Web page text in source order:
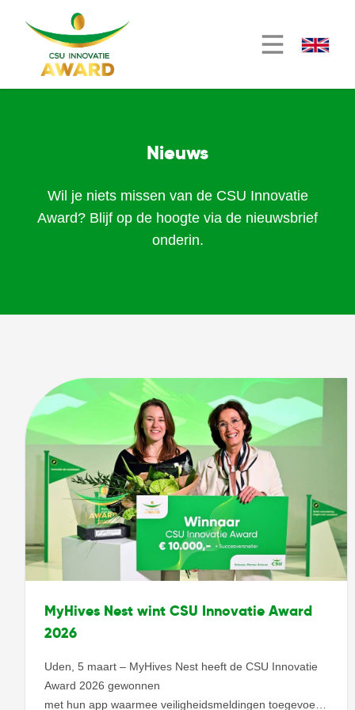
Nieuws
Wil je niets missen van de CSU Innovatie
Award? Blijf op de hoogte via de nieuwsbrief
onderin.
MyHives Nest wint CSU Innovatie Award
2026
Uden, 5 maart – MyHives Nest heeft de CSU Innovatie
Award 2026 gewonnen
met hun app waarmee veiligheidsmeldingen toegevoegd